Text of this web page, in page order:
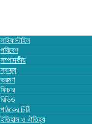
লাইফস্টাইল
পরিবেশ
সম্পাদকীয়
স্বাস্থ্য
ভ্রমণ
ফিচার
রিভিউ
পাঠকের চিঠি
ইতিহাস ও ঐতিহ্য